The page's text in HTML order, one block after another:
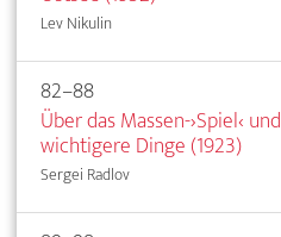
Lev Nikulin
82–88
Über das Massen-›Spiel‹ und
wichtigere Dinge (1923)
Sergei Radlov